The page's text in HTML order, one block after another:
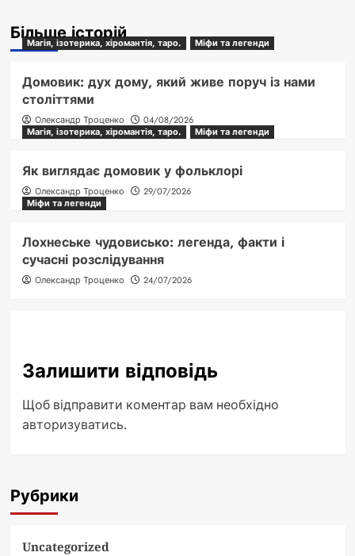
Більше історій
Магія, ізотерика, хіромантія, таро. Міфи та легенди
Домовик: дух дому, який живе поруч із нами
століттями
Олександр Троценко
04/08/2026
Магія, ізотерика, хіромантія, таро.
Міфи та легенди
Як виглядає домовик у фольклорі
Олександр Троценко
29/07/2026
Міфи та легенди
Лохнеське чудовисько: легенда, факти і
сучасні розслідування
Олександр Троценко 24/07/2026
Залишити відповідь
Щоб відправити коментар вам необхідно
авторизуватись.
Рубрики
Uncategorized